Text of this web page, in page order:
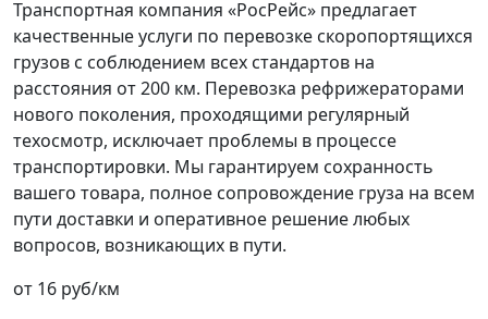
Транспортная компания «РосРейс» предлагает
качественные услуги по перевозке скоропортящихся
грузов с соблюдением всех стандартов на
расстояния от 200 км. Перевозка рефрижераторами
нового поколения, проходящими регулярный
техосмотр, исключает проблемы в процессе
транспортировки. Мы гарантируем сохранность
вашего товара, полное сопровождение груза на всем
пути доставки и оперативное решение любых
вопросов, возникающих в пути.
от 16 руб/км